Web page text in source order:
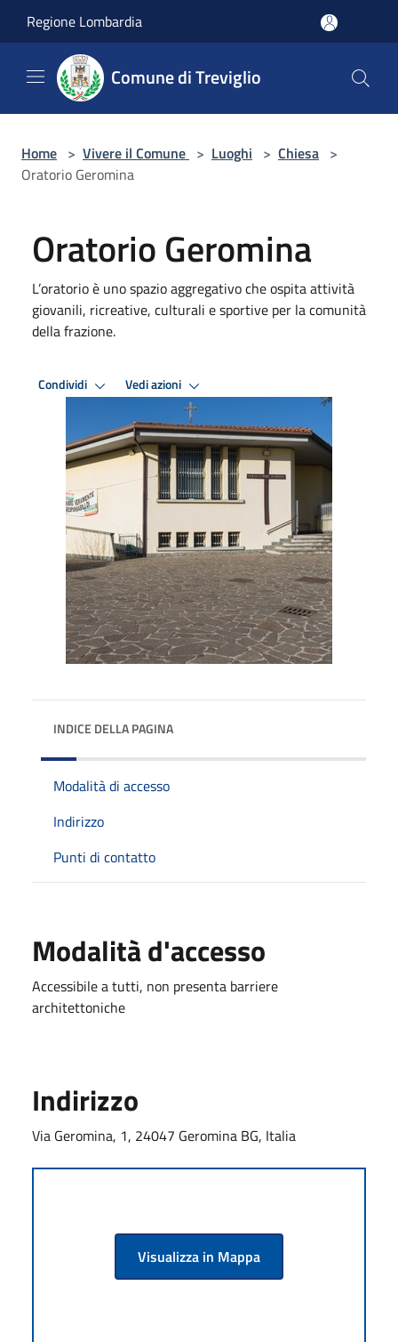
Regione Lombardia
Comune di Treviglio
Home > Vivere il Comune > Luoghi > Chiesa >
Oratorio Geromina
Oratorio Geromina
L’oratorio è uno spazio aggregativo che ospita attività
giovanili, ricreative, culturali e sportive per la comunità
della frazione.
Condividi Vedi azioni
INDICE DELLA PAGINA
Modalità di accesso
Indirizzo
Punti di contatto
Modalità d'accesso
Accessibile a tutti, non presenta barriere
architettoniche
Indirizzo
Via Geromina, 1, 24047 Geromina BG, Italia
Visualizza in Mappa